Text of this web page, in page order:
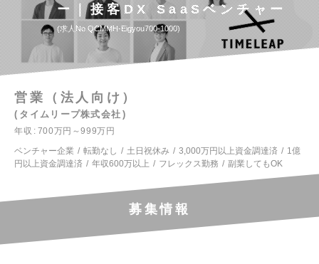
ー｜接客DX SaaSベンチャー
求人No.QCMMH-Eigyou700-1000
営業（法人向け）
タイムリープ株式会社
年収
700万円～999万円
ベンチャー企業
転勤なし 土日祝休み 3,000万円以上資金調達済
1億
円以上資金調達済
年収600万以上 フレックス勤務 副業してもOK
募集情報